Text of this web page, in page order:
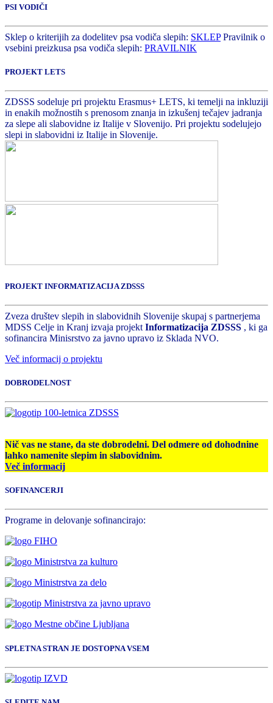
PSI VODIČI
Sklep o kriterijih za dodelitev psa vodiča slepih: SKLEPPravilnik o
vsebini preizkusa psa vodiča slepih: PRAVILNIK
PROJEKT LETS
ZDSSS sodeluje pri projektu Erasmus+ LETS, ki temelji na inkluziji
in enakih možnostih s prenosom znanja in izkušenj tečajev jadranja
za slepe ali slabovidne iz Italije v Slovenijo. Pri projektu sodelujejo
slepi in slabovidni iz Italije in Slovenije.
PROJEKT INFORMATIZACIJA ZDSSS
Zveza društev slepih in slabovidnih Slovenije skupaj s partnerjema
MDSS Celje in Kranj izvaja projekt Informatizacija ZDSSS , ki ga
sofinancira Minisrstvo za javno upravo iz Sklada NVO.
Več informacij o projektu
DOBRODELNOST
Nič vas ne stane, da ste dobrodelni. Del odmere od dohodnine
lahko namenite slepim in slabovidnim.
Več informacij
SOFINANCERJI
Programe in delovanje sofinancirajo:
SPLETNA STRAN JE DOSTOPNA VSEM